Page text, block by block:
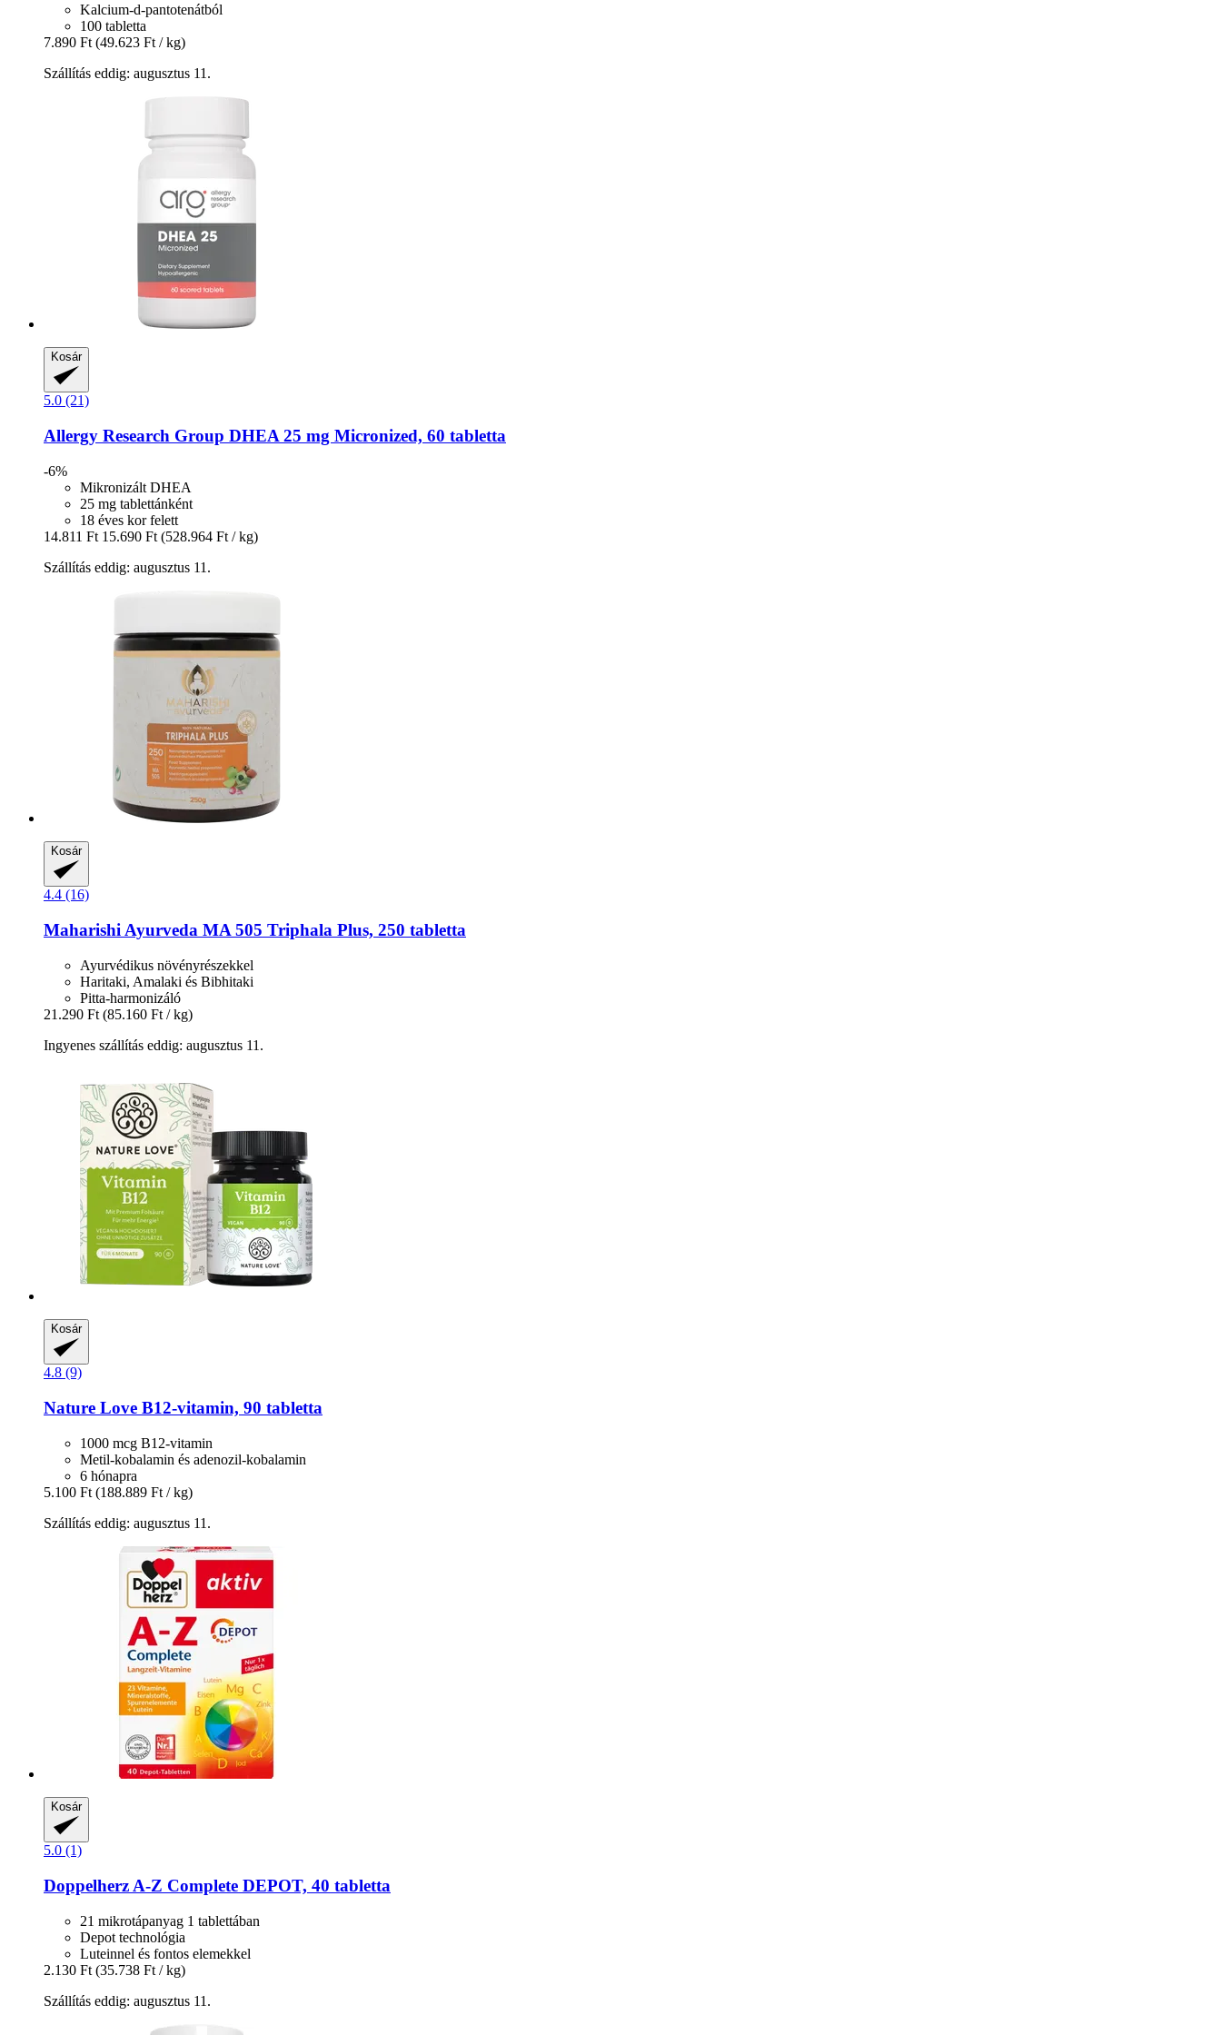
Kalcium-d-pantotenátból
100 tabletta
7.890 Ft (49.623 Ft / kg)
Szállítás eddig: augusztus 11.
Kosár
5.0 (21)
Allergy Research Group DHEA 25 mg Micronized, 60 tabletta
-6%
Mikronizált DHEA
25 mg tablettánként
18 éves kor felett
14.811 Ft 15.690 Ft (528.964 Ft / kg)
Szállítás eddig: augusztus 11.
Kosár
4.4 (16)
Maharishi Ayurveda MA 505 Triphala Plus, 250 tabletta
Ayurvédikus növényrészekkel
Haritaki, Amalaki és Bibhitaki
Pitta-harmonizáló
21.290 Ft (85.160 Ft / kg)
Ingyenes szállítás eddig: augusztus 11.
Kosár
4.8 (9)
Nature Love B12-​vitamin, 90 tabletta
1000 mcg B12-vitamin
Metil-kobalamin és adenozil-kobalamin
6 hónapra
5.100 Ft (188.889 Ft / kg)
Szállítás eddig: augusztus 11.
Kosár
5.0 (1)
Doppelherz A-​Z Complete DEPOT, 40 tabletta
21 mikrotápanyag 1 tablettában
Depot technológia
Luteinnel és fontos elemekkel
2.130 Ft (35.738 Ft / kg)
Szállítás eddig: augusztus 11.